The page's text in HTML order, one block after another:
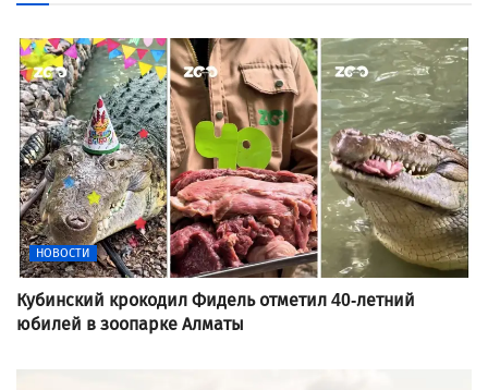
НОВОСТИ
Кубинский крокодил Фидель отметил 40-летний
юбилей в зоопарке Алматы